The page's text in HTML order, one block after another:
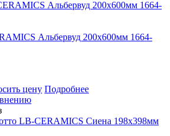
Альбервуд 200x600мм 1664-
цену Подробнее